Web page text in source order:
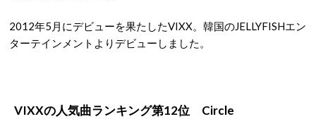
2012年5月にデビューを果たしたVIXX。韓国のJELLYFISHエン
ターテインメントよりデビューしました。
VIXXの人気曲ランキング第12位 Circle